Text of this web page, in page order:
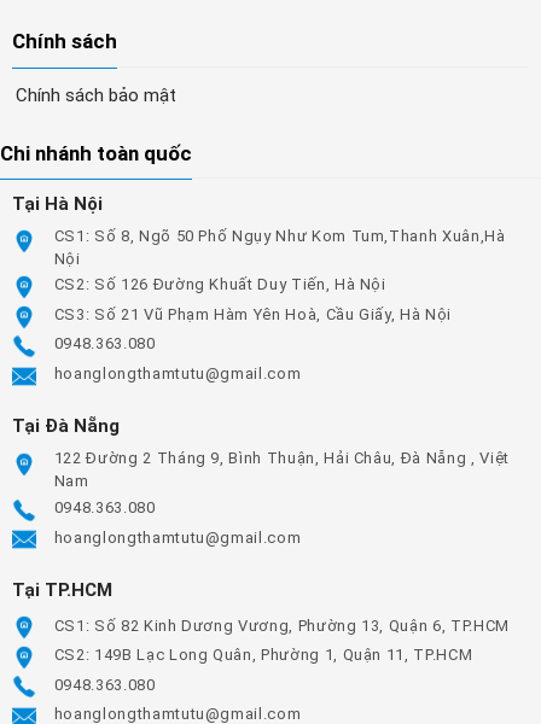
Chính sách
Chính sách bảo mật
Chi nhánh toàn quốc
Tại Hà Nội
CS1: Số 8, Ngõ 50 Phố Ngụy Như Kom Tum,Thanh Xuân,Hà
Nội
CS2: Số 126 Đường Khuất Duy Tiến, Hà Nội
CS3: Số 21 Vũ Phạm Hàm Yên Hoà, Cầu Giấy, Hà Nội
0948.363.080
hoanglongthamtutu@gmail.com
Tại Đà Nẵng
122 Đường 2 Tháng 9, Bình Thuận, Hải Châu, Đà Nẵng , Việt
Nam
0948.363.080
hoanglongthamtutu@gmail.com
Tại TP.HCM
CS1: Số 82 Kinh Dương Vương, Phường 13, Quận 6, TP.HCM
CS2: 149B Lạc Long Quân, Phường 1, Quận 11, TP.HCM
0948.363.080
hoanglongthamtutu@gmail.com